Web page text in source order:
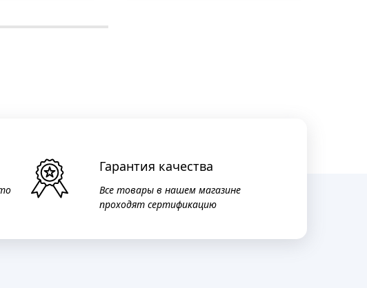
Гарантия качества
Все товары в нашем магазине
проходят сертификацию